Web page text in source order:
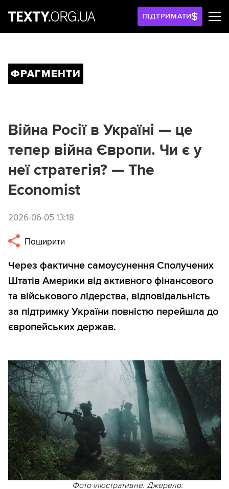
ПІДТРИМАТИ
ФРАГМЕНТИ
Війна Росії в Україні — це
тепер війна Європи. Чи є у
неї стратегія? — The
Economist
2026-06-05 13:18
Поширити
Через фактичне самоусунення Сполучених
Штатів Америки від активного фінансового
та військового лідерства, відповідальність
за підтримку України повністю перейшла до
європейських держав.
Фото ілюстративне. Джерело: